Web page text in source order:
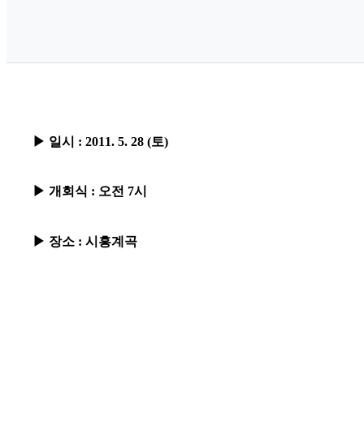
▶ 일시 : 2011. 5. 28 (토)
▶ 개회식 : 오전 7시
▶ 장소 : 시흥계곡